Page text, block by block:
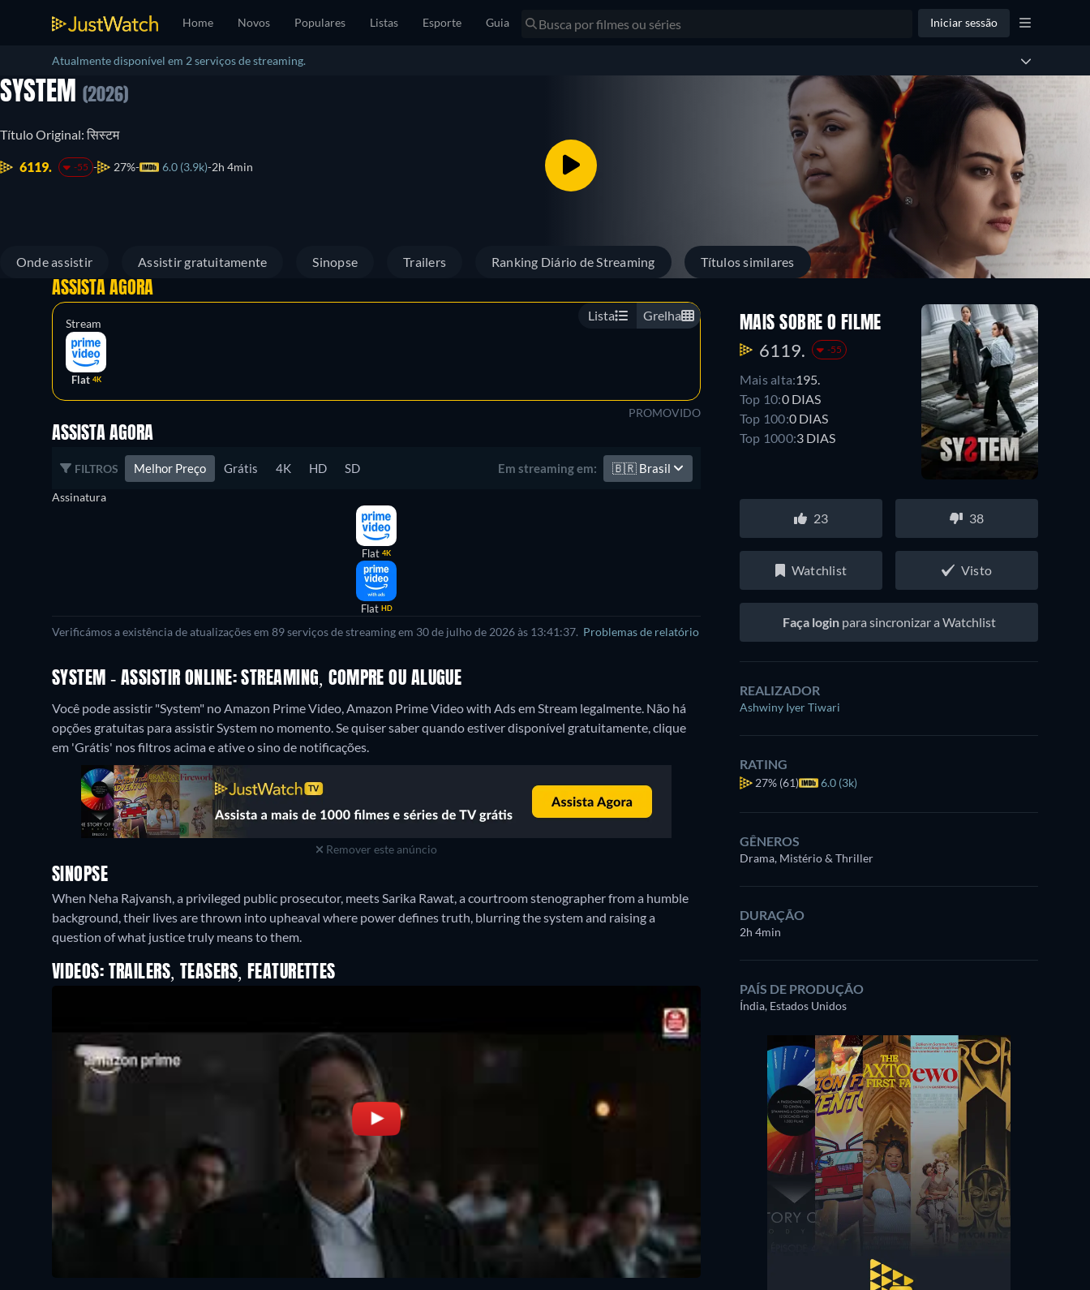
Home Novos Populares Listas Esporte Guia Iniciar sessão
Atualmente disponível em 2 serviços de streaming.
SYSTEM (2026)
Título Original: सिस्टम
6119. -55 27% 6.0 (3.9k) 2h 4min
Onde assistir Assistir gratuitamente Sinopse Trailers Ranking Diário de Streaming Títulos similares
Lista Grelha
ASSISTA AGORA
Stream
Flat 4K
PROMOVIDO
ASSISTA AGORA
FILTROS Melhor Preço Grátis 4K HD SD Em streaming em: 🇧🇷 Brasil
Assinatura
Flat 4K
Flat HD
Verificámos a existência de atualizações em 89 serviços de streaming em 30 de julho de 2026 às 13:41:37. Problemas de relatório
SYSTEM - ASSISTIR ONLINE: STREAMING, COMPRE OU ALUGUE
Você pode assistir "System" no Amazon Prime Video, Amazon Prime Video with Ads em Stream legalmente. Não há
opções gratuitas para assistir System no momento. Se quiser saber quando estiver disponível gratuitamente, clique
em 'Grátis' nos filtros acima e ative o sino de notificações.
Remover este anúncio
SINOPSE
When Neha Rajvansh, a privileged public prosecutor, meets Sarika Rawat, a courtroom stenographer from a humble
background, their lives are thrown into upheaval where power defines truth, blurring the system and raising a
question of what justice truly means to them.
VIDEOS: TRAILERS, TEASERS, FEATURETTES
MAIS SOBRE O FILME
6119. -55
Mais alta:195.
Top 10:0 DIAS
Top 100:0 DIAS
Top 1000:3 DIAS
23 38
Watchlist Visto
Faça loginpara sincronizar a Watchlist
REALIZADOR
Ashwiny Iyer Tiwari
RATING
27% (61) 6.0 (3k)
GÊNEROS
Drama, Mistério & Thriller
DURAÇÃO
2h 4min
PAÍS DE PRODUÇÃO
Índia, Estados Unidos